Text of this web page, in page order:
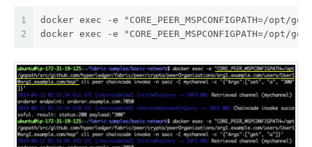
1
2
docker exec -e
docker exec -e